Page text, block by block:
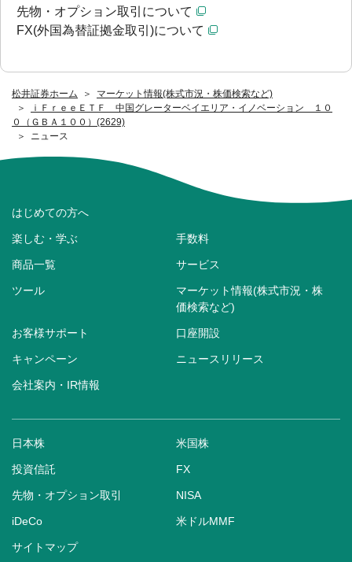
松井証券ホーム
マーケット情報(株式市況・株価検索など)
ｉＦｒｅｅＥＴＦ 中国グレーターベイエリア・イノベーション １０
０（ＧＢＡ１００）(2629)
ニュース
先物・オプション取引について
FX(外国為替証拠金取引)について
はじめての方へ
楽しむ・学ぶ 手数料
商品一覧 サービス
ツール
マーケット情報(株式市況・株
価検索など)
お客様サポート 口座開設
キャンペーン ニュースリリース
会社案内・IR情報
日本株 米国株
投資信託 FX
先物・オプション取引 NISA
iDeCo 米ドルMMF
サイトマップ